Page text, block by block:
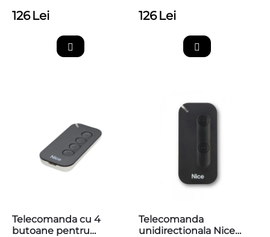
126 Lei 126 Lei
Telecomanda cu 4
butoane pentru
Telecomanda
unidirectionala Nice